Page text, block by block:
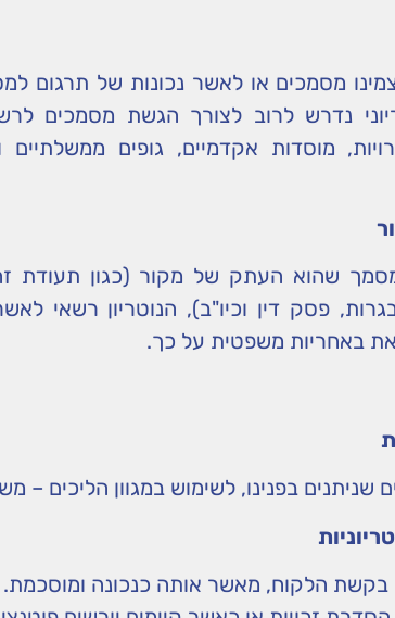
מסמכים או לאשר נכונות של תרגום
נדרש לרוב לצורך הגשת מסמכים
מוסדות אקדמיים, גופים ממשלתיים
שהוא העתק של מקור (כגון תעודת
פסק דין וכיו"ב), הנוטריון רשאי
באחריות משפטית על כך.
בפנינו, לשימוש במגוון הליכים –
בקשת הלקוח, מאשר אותה כנכונה